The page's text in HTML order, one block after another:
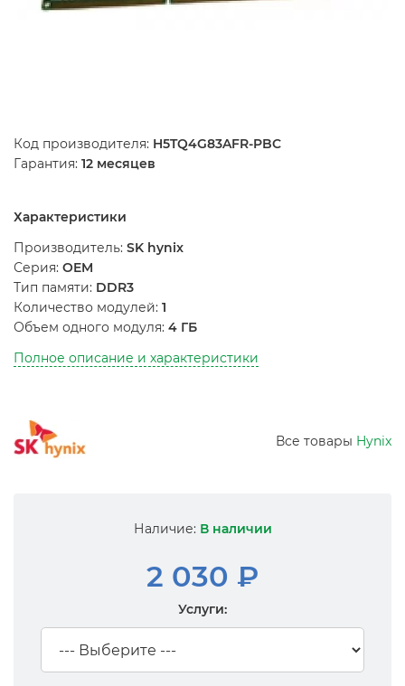
Код производителя: H5TQ4G83AFR-PBC
Гарантия: 12 месяцев
Характеристики
Производитель: SK hynix
Серия: OEM
Тип памяти: DDR3
Количество модулей: 1
Объем одного модуля: 4 ГБ
Полное описание и характеристики
Все товары Hynix
Наличие: В наличии
2 030 ₽
Услуги: